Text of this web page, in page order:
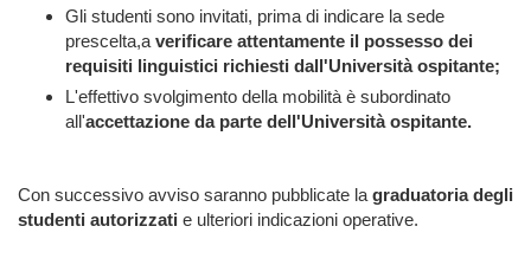
Gli studenti sono invitati, prima di indicare la sede
prescelta,averificare attentamente il possesso dei
requisiti linguistici richiesti dall'Università ospitante;
L'effettivo svolgimento della mobilità è subordinato
all'accettazione da parte dell'Università ospitante.
Con successivo avviso saranno pubblicate lagraduatoria degli
studenti autorizzati e ulteriori indicazioni operative.